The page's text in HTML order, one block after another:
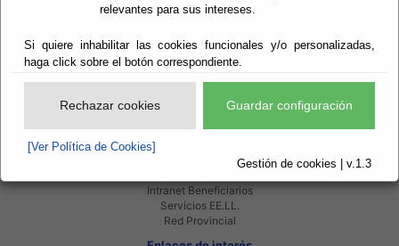
relevantes para sus intereses.
Si quiere inhabilitar las cookies funcionales y/o personalizadas,
haga click sobre el botón correspondiente.
Rechazar cookies Guardar configuración
[Ver Política de Cookies]
Gestión de cookies | v.1.3
Intranet Provincial
Intranet Beneficiarios
Servicios EE.LL.
Red Provincial